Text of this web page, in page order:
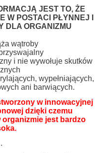
JEST TO, ŻE
W POSTACI PŁYNNEJ I
DLA ORGANIZMU
wątroby
i nie wywołuje skutków
wypełniających,
ani barwiących.
w innowacyjnej
dzięki czemu
jest bardzo
.